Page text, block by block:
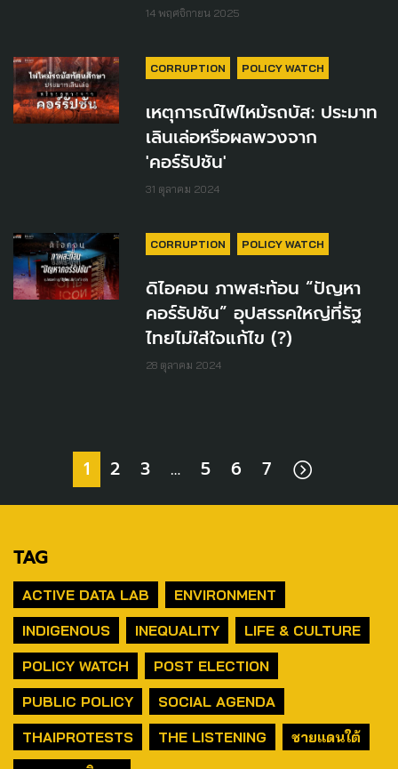
14 พฤศจิกายน 2025
CORRUPTION POLICY WATCH
เหตุการณ์ไฟไหม้รถบัส: ประมาท
เลินเล่อหรือผลพวงจาก
'คอร์รัปชัน'
31 ตุลาคม 2024
CORRUPTION POLICY WATCH
ดิไอคอน ภาพสะท้อน “ปัญหา
คอร์รัปชัน” อุปสรรคใหญ่ที่รัฐ
ไทยไม่ใส่ใจแก้ไข (?)
28 ตุลาคม 2024
1 2 3 … 5 6 7
TAG
ACTIVE DATA LAB
ENVIRONMENT
INDIGENOUS
INEQUALITY
LIFE & CULTURE
POLICY WATCH
POST ELECTION
PUBLIC POLICY
SOCIAL AGENDA
THAIPROTESTS
THE LISTENING
ชายแดนใต้